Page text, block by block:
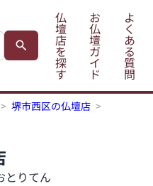
仏
壇
店
を
探
す
お
仏
壇
ガ
イ
ド
よ
く
あ
る
質
問
堺市西区の仏壇店
とりてん